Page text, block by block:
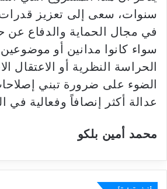
سنوات، سعى إلى تعزيز
في مجال الحماية والدفاع عن
سواء كانوا مدانين أو موضوعين
الحراسة النظرية أو الاعتقال
الضوء على ضرورة تبني
عدالة أكثر إنصافاً وفعالية في
محمد أمين بلكو